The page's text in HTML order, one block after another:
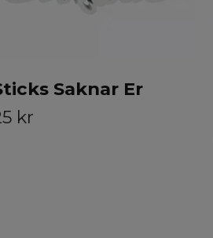
Saknar Er
kr